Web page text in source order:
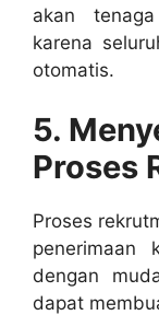
akan
karena
otomatis.
5.
Proses
Proses
penerimaan
dengan
dapat